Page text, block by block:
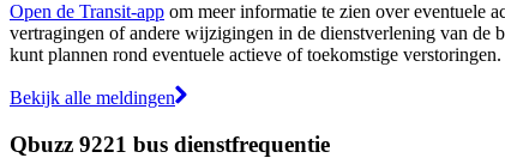
Open de Transit-app om meer informatie te zien over eventuele
vertragingen of andere wijzigingen in de dienstverlening van de
kunt plannen rond eventuele actieve of toekomstige verstoringen.
Bekijk alle meldingen
Qbuzz 9221 bus dienstfrequentie